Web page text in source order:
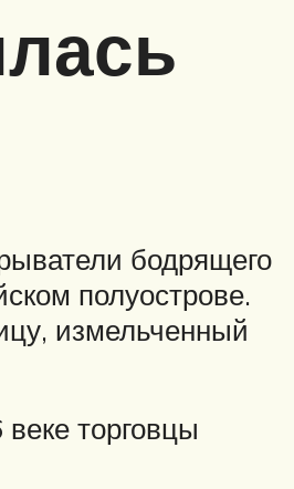
бодрящего
полуострове.
измельченный
торговцы